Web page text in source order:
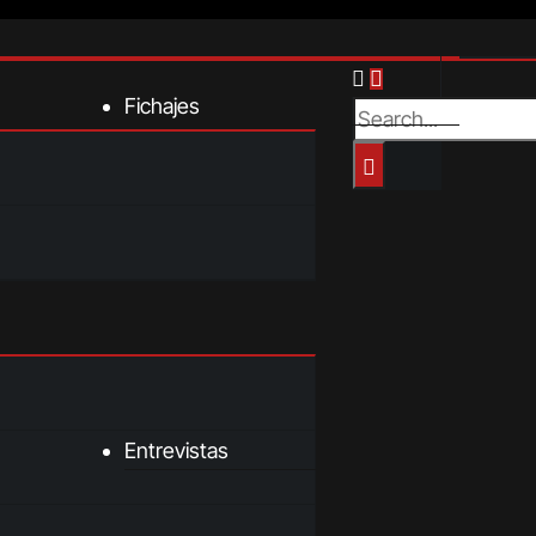
Entrevistas
Fichajes